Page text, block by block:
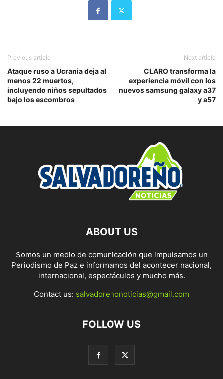
Previous article
Ataque ruso a Ucrania deja al
menos 22 muertos,
incluyendo niños sepultados
bajo los escombros
Next article
CLARO transforma la
experiencia móvil con los
nuevos samsung galaxy a37
y a57
ABOUT US
Somos un medio de comunicación que impulsamos un
Periodismo de Paz e informamos del acontecer nacional,
internacional, espectáculos y mucho más.
Contact us: salvadorenonoticias@gmail.com
FOLLOW US